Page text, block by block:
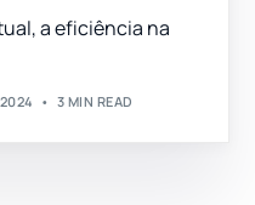
a eficiência na
3 MIN READ